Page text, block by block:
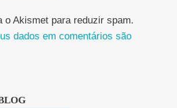
o Akismet para reduzir spam.
dados em comentários são